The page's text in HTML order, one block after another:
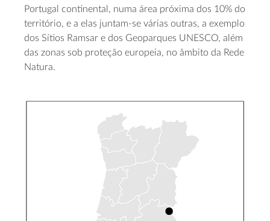
Portugal continental, numa área próxima dos 10% do
território, e a elas juntam-se várias outras, a exemplo
dos Sítios Ramsar e dos Geoparques UNESCO, além
das zonas sob proteção europeia, no âmbito da Rede
Natura.